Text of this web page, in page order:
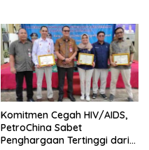
Komitmen Cegah HIV/AIDS,
PetroChina Sabet
Penghargaan Tertinggi dari